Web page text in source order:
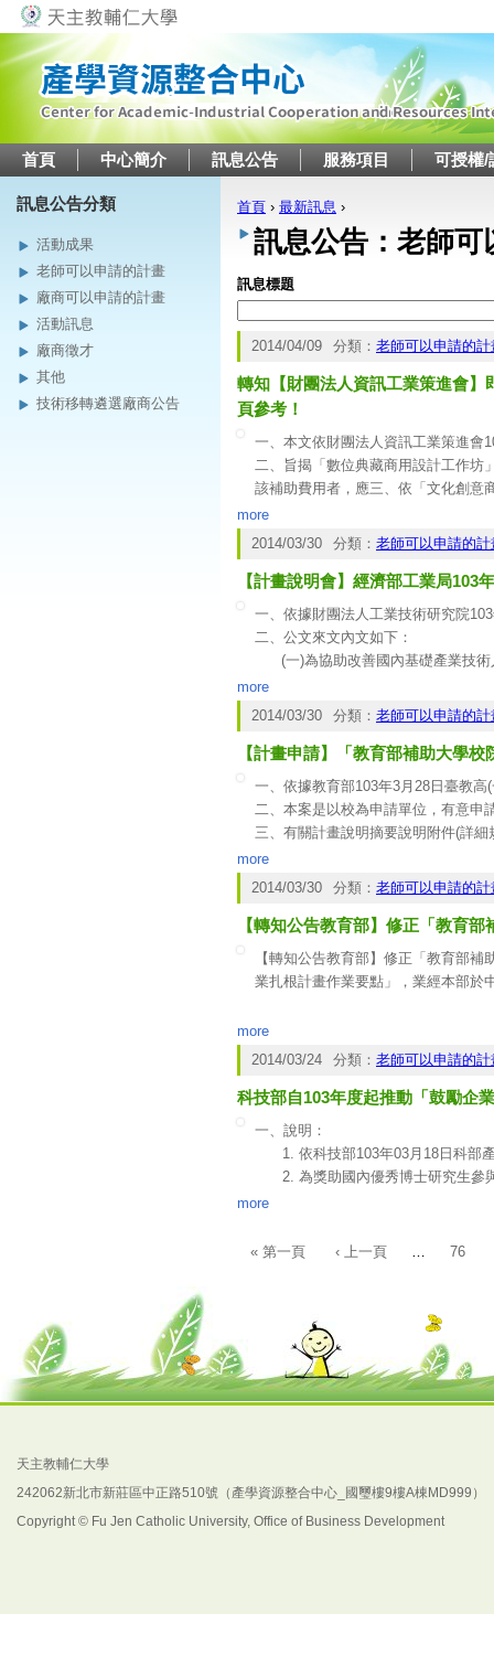
首頁 中心簡介 訊息公告 服務項目 可授權/
訊息公告分類
活動成果
老師可以申請的計畫
廠商可以申請的計畫
活動訊息
廠商徵才
其他
技術移轉遴選廠商公告
您在這裡
首頁 › 最新訊息 ›
訊息公告：老師可
訊息標題
2014/04/09 分類： 老師可以申請的計
轉知【財團法人資訊工業策進會
頁參考！
一、本文依財團法人資訊工業策進會
二、旨揭「數位典藏商用設計工作坊
該補助費用者，應三、依「文化創意
四、工作坊舉辦時間：103年4月1日
五、有意提案者，請依規定提出申請
more
2014/03/30
分類： 老師可以申請的計
【計畫說明會】經濟部工業局103
一、依據財團法人工業技術研究院
二、公文來文內文如下：
(一)為協助改善國內基礎產業技術
業界設備環境，並以「技術加值及人
術加值之目的。
技術及充實實務技能，充分結合學校
校科系關鍵性基礎技術，強化學生
(三)計畫說明會：台北場4月7日(一
三、本案是以「系」為單位，請有興
more
2014/03/30
分類： 老師可以申請的計
【計畫申請】「教育部補助大學
一、依據教育部103年3月28日臺教高
二、本案是以校為申請單位，有意申
三、有關計畫說明摘要說明附件(詳
more
2014/03/30
分類： 老師可以申請的計
【轉知公告教育部】修正「教育
【轉知公告教育部】修正「教育部
業扎根計畫作業要點」，業經本部於
more
2014/03/24
分類： 老師可以申請的計
科技部自103年度起推動「鼓勵企
一、說明：
依科技部103年03月18日科部
為獎助國內優秀博士研究生參
本部補助專題研究計畫 及產學
或產學技術聯盟合作計畫之聯
三、申請方式：
申請機構須符合科技部補助
於申請前述計畫時，須一併提
申請補助期限至多一年，預核
more
頁面
« 第一頁 ‹ 上一頁 76
天主教輔仁大學
242062新北市新莊區中正路510號（產學資源整合中心_國璽樓9樓A棟MD999）
Copyright © Fu Jen Catholic University, Office of Business Development